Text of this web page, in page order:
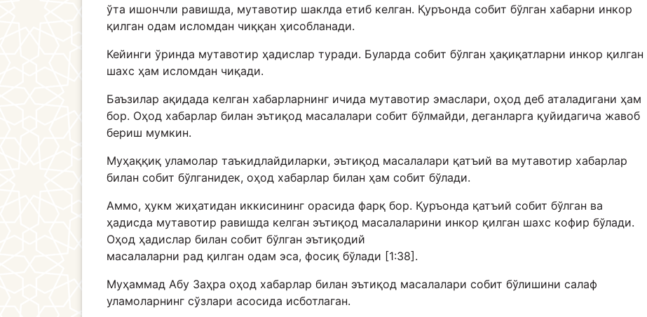
ўта ишончли равишда, мутавотир шаклда етиб келган. Қуръонда собит бўлган хабарни инкор
қилган одам исломдан чиққан ҳисобланади.
Кейинги ўринда мутавотир ҳадислар туради. Буларда собит бўлган ҳақиқатларни инкор қилган
шахс ҳам исломдан чиқади.
Баъзилар ақидада келган хабарларнинг ичида мутавотир эмаслари, оҳод деб аталадигани ҳам
бор. Оҳод хабарлар билан эътиқод масалалари собит бўлмайди, деганларга қуйидагича жавоб
бериш мумкин.
Муҳаққиқ уламолар таъкидлайдиларки, эътиқод масалалари қатъий ва мутавотир хабарлар
билан собит бўлганидек, оҳод хабарлар билан ҳам собит бўлади.
Аммо, ҳукм жиҳатидан иккисининг орасида фарқ бор. Қуръонда қатъий собит бўлган ва
ҳадисда мутавотир равишда келган эътиқод масалаларини инкор қилган шахс кофир бўлади.
Оҳод ҳадислар билан собит бўлган эътиқодий
масалаларни рад қилган одам эса, фосиқ бўлади [1:38].
Муҳаммад Абу Заҳра оҳод хабарлар билан эътиқод масалалари собит бўлишини салаф
уламоларнинг сўзлари асосида исботлаган.